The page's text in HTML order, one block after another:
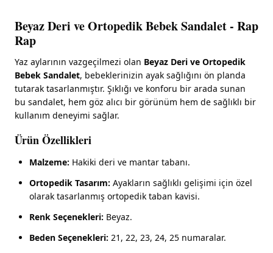
Beyaz Deri ve Ortopedik Bebek Sandalet - Rap
Rap
Yaz aylarının vazgeçilmezi olan Beyaz Deri ve Ortopedik
Bebek Sandalet, bebeklerinizin ayak sağlığını ön planda
tutarak tasarlanmıştır. Şıklığı ve konforu bir arada sunan
bu sandalet, hem göz alıcı bir görünüm hem de sağlıklı bir
kullanım deneyimi sağlar.
Ürün Özellikleri
Malzeme: Hakiki deri ve mantar tabanı.
Ortopedik Tasarım: Ayakların sağlıklı gelişimi için özel
olarak tasarlanmış ortopedik taban kavisi.
Renk Seçenekleri: Beyaz.
Beden Seçenekleri: 21, 22, 23, 24, 25 numaralar.